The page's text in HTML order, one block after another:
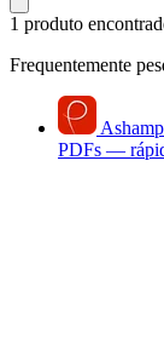
1 produto
Frequentemente
PDFs —